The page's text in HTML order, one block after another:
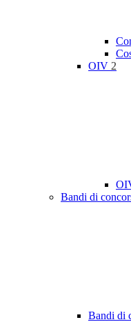
OIV 2
Bandi di
Bandi di